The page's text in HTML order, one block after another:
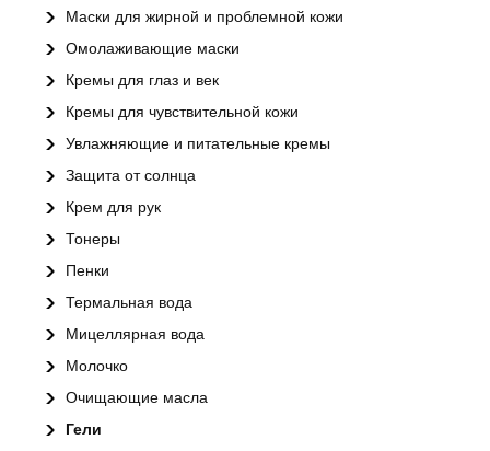
Маски для жирной и проблемной кожи
Омолаживающие маски
Кремы для глаз и век
Кремы для чувствительной кожи
Увлажняющие и питательные кремы
Защита от солнца
Крем для рук
Тонеры
Пенки
Термальная вода
Мицеллярная вода
Молочко
Очищающие масла
Гели